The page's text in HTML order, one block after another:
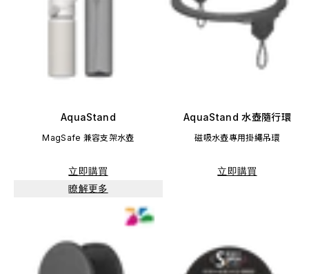
AquaStand
MagSafe 兼容支架水壺
立即購買
瞭解更多
AquaStand 水壺隨行環
磁吸水壺專用掛繩吊環
立即購買